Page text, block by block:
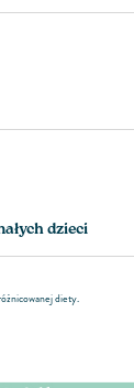
dzieci
diety.